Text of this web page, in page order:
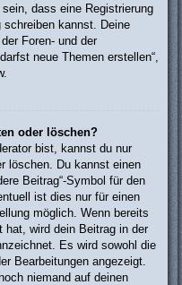
dass eine Registrierung
kannst. Deine
Foren- und der
neue Themen erstellen“,
oder löschen?
bist, kannst du nur
löschen. Du kannst einen
Beitrag“-Symbol für den
ist dies nur für einen
möglich. Wenn bereits
hat, wird dein Beitrag in der
Es wird sowohl die
Bearbeitungen angezeigt.
niemand auf deinen